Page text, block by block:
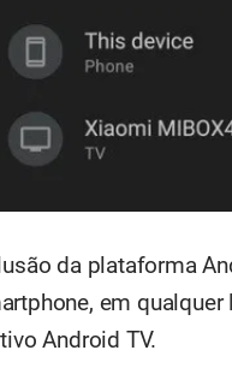
da plataforma
em
Android TV.